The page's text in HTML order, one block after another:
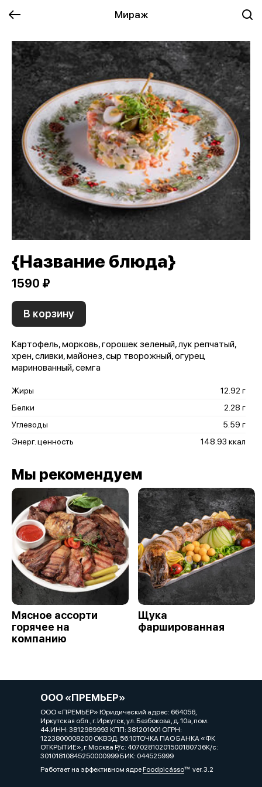
Мираж
{Название блюда}
1590 ₽
В корзину
Картофель, морковь, горошек зеленый, лук репчатый,
хрен, сливки, майонез, сыр творожный, огурец
маринованный, семга
Жиры
12.92 г
Белки
2.28 г
Углеводы
5.59 г
Энерг. ценность
148.93 ккал
Мы рекомендуем
Мясное ассорти
горячее на
компанию
Щука
фаршированная
ООО «ПРЕМЬЕР»
ООО «ПРЕМЬЕР» Юридический адрес: 664056,
Иркутская обл., г. Иркутск, ул. Безбокова, д. 10а, пом.
44.ИНН: 3812989993 КПП: 381201001 ОГРН:
1223800008200 ОКВЭД: 56.10ТОЧКА ПАО БАНКА «ФК
ОТКРЫТИЕ», г. Москва Р/с: 40702810201500180736К/с:
30101810845250000999 БИК: 044525999
Работает на эффективном ядреFoodpicássover. 3.2